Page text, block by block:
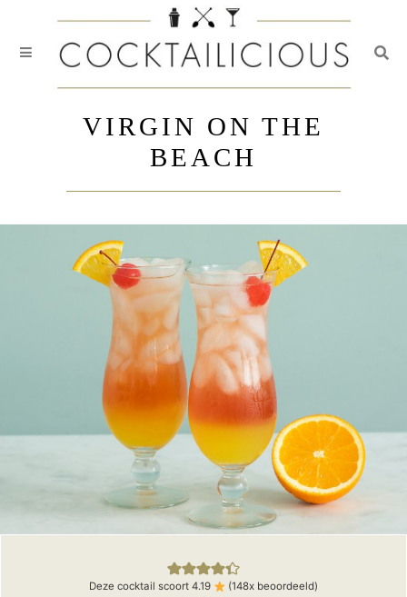
VIRGIN ON THE
BEACH
Deze cocktail scoort 4.19 (148x beoordeeld)